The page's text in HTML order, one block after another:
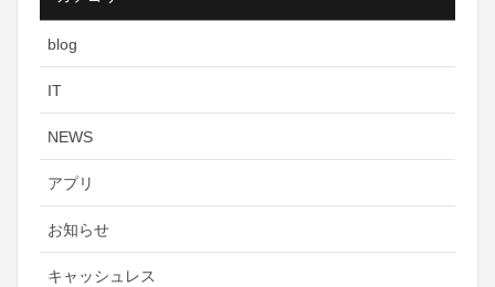
blog
IT
NEWS
アプリ
お知らせ
キャッシュレス